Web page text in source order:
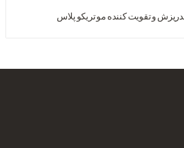
و تقویت کننده مو تریکو پلاس